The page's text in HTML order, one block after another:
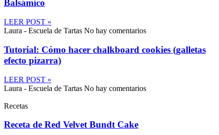
Balsámico
LEER POST »
Laura - Escuela de Tartas No hay comentarios
Tutorial: Cómo hacer chalkboard cookies (galletas
efecto pizarra)
LEER POST »
Laura - Escuela de Tartas No hay comentarios
Recetas
Receta de Red Velvet Bundt Cake